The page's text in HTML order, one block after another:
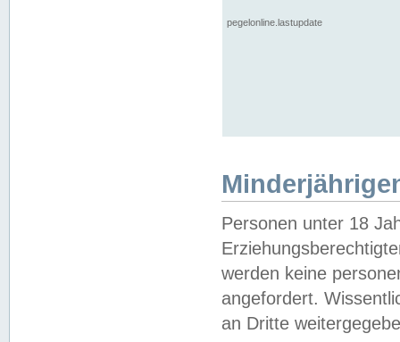
pegelonline.lastupdate
Personen unter 18
werden keine
angefordert.
an Dritte